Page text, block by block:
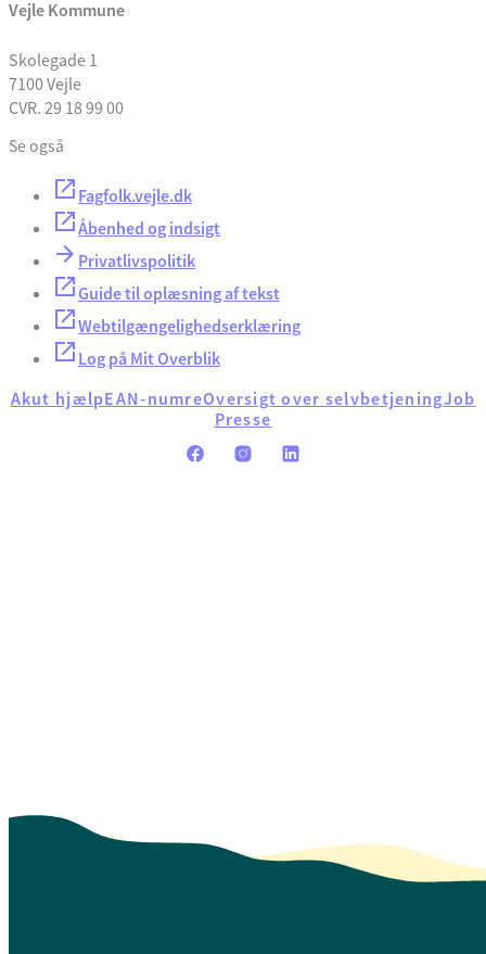
Vejle Kommune
Skolegade 1
7100 Vejle
CVR. 29 18 99 00
Se også
Fagfolk.vejle.dk
Åbenhed og indsigt
Privatlivspolitik
Guide til oplæsning af tekst
Webtilgængelighedserklæring
Log på Mit Overblik
Akut hjælpEAN-numreOversigt over selvbetjeningJob
Presse